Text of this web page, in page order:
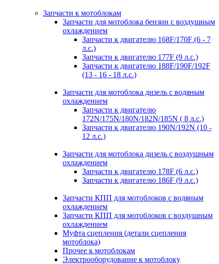
Запчасти к мотоблокам
Запчасти для мотоблока бензин с воздушным
охлаждением
Запчасти к двигателю 168F/170F (6 - 7
л.с.)
Запчасти к двигателю 177F (9 л.с.)
Запчасти к двигателю 188F/190F/192F
(13 - 16 - 18 л.с.)
Запчасти для мотоблока дизель с водяным
охлаждением
Запчасти к двигателю
172N/175N/180N/182N/185N ( 8 л.с.)
Запчасти к двигателю 190N/192N (10 -
12 л.с.)
Запчасти для мотоблока дизель с воздушным
охлаждением
Запчасти к двигателю 178F (6 л.с.)
Запчасти к двигателю 186F (9 л.с.)
Запчасти КПП для мотоблоков с водяным
охлаждением
Запчасти КПП для мотоблоков с воздушным
охлаждением
Муфта сцепления (детали сцепления
мотоблока)
Прочее к мотоблокам
Электрооборудование к мотоблоку